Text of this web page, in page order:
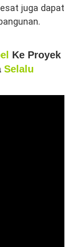
juga dapat
Ke Proyek
Selalu